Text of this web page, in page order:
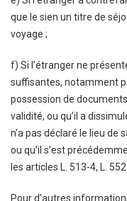
que le sien un titre de
voyage ;
f) Si l’étranger ne
suffisantes, notamment
possession de
validité, ou qu’il a
n’a pas déclaré le lieu
ou qu’il s’est
les articles L. 513-4, L.
Pour d’autres